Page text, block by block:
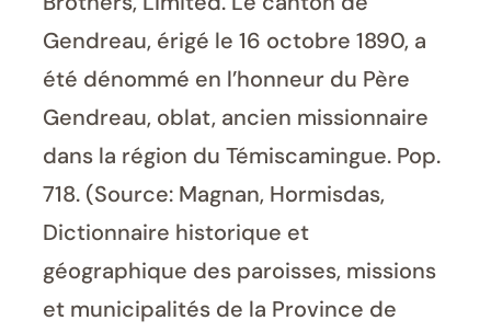
Gendreau, érigé le 16 octobre 1890, a
été dénommé en l’honneur du Père
Gendreau, oblat, ancien missionnaire
dans la région du Témiscamingue. Pop.
718. (Source: Magnan, Hormisdas,
Dictionnaire historique et
géographique des paroisses, missions
et municipalités de la Province de